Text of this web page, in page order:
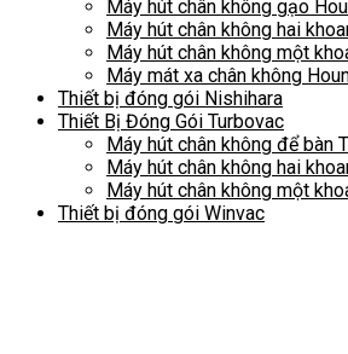
Máy hút chân không gạo
Máy hút chân không hai
Máy hút chân không một
Máy mát xa chân không
Thiết bị đóng gói Nishihara
Thiết Bị Đóng Gói Turbovac
Máy hút chân không để bàn
Máy hút chân không hai
Máy hút chân không một
Thiết bị đóng gói Winvac